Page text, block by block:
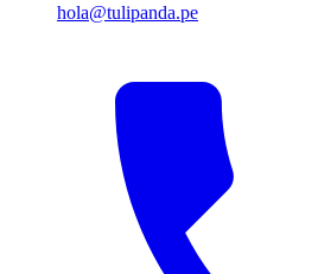
hola@tulipanda.pe